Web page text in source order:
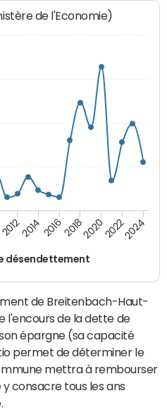
de l'Economie)
désendettement
2012201420162018202020222024
de Breitenbach-Haut-
l'encours de la dette de
épargne (sa capacité
permet de déterminer le
mettra à rembourser
consacre tous les ans